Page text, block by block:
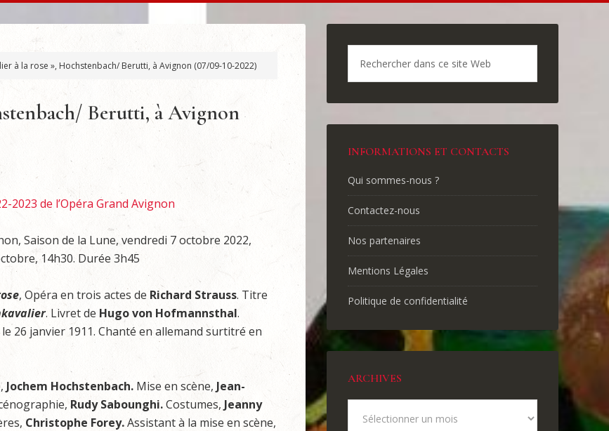
à la rose », Hochstenbach/ Berutti, à Avignon (07/09-10-2022)
Berutti, à Avignon
2023 de l’Opéra Grand Avignon
Saison de la Lune, vendredi 7 octobre 2022,
14h30. Durée 3h45
, Opéra en trois actes de Richard Strauss. Titre
. Livret de Hugo von Hofmannsthal.
26 janvier 1911. Chanté en allemand surtitré en
Jochem Hochstenbach. Mise en scène, Jean-
Rudy Sabounghi.Costumes, Jeanny
Christophe Forey.Assistant à la mise en scène,
INFORMATIONS ET CONTACTS
Qui sommes-nous ?
Contactez-nous
Nos partenaires
Mentions Légales
Politique de confidentialité
ARCHIVES